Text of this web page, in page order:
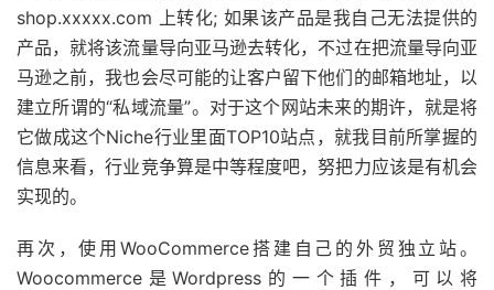
shop.xxxxx.com 上转化; 如果该产品是我自己无法提供的
产品，就将该流量导向亚马逊去转化，不过在把流量导向亚
马逊之前，我也会尽可能的让客户留下他们的邮箱地址，以
建立所谓的“私域流量”。对于这个网站未来的期许，就是将
它做成这个Niche行业里面TOP10站点，就我目前所掌握的
信息来看，行业竞争算是中等程度吧，努把力应该是有机会
实现的。
再次，使用WooCommerce搭建自己的外贸独立站。
Woocommerce是Wordpress的一个插件，可以将